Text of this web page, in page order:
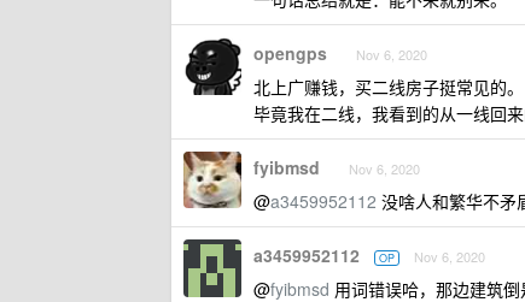
opengps Nov 6, 2020
北上广赚钱，买二线房子挺常见的。
毕竟我在二线，我看到的从一线回
fyibmsd Nov 6, 2020
@a3459952112 没啥人和繁华不矛
a3459952112 OP Nov 6, 2020
@fyibmsd 用词错误哈，那边建筑